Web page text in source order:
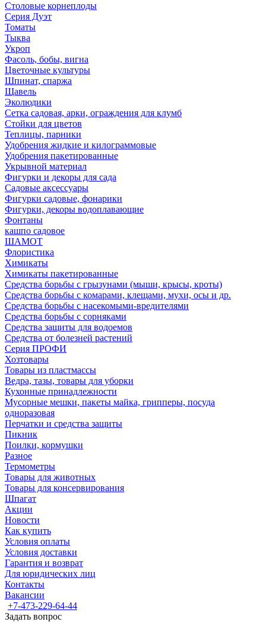
Столовые корнеплоды
Серия Дуэт
Томаты
Тыква
Укроп
Фасоль, бобы, вигна
Цветочные культуры
Шпинат, спаржа
Щавель
Эколюдики
Сетка садовая, арки, ограждения для клумб
Стойки для цветов
Теплицы, парники
Удобрения жидкие и килограммовые
Удобрения пакетированные
Укрывной материал
Фигурки и декоры для сада
Садовые аксессуары
Фигурки садовые, фонарики
Фигурки, декоры водоплавающие
Фонтаны
кашпо садовое
ШАМОТ
Флористика
Химикаты
Химикаты пакетированные
Средства борьбы с грызунами (мыши, крысы, кроты)
Средства борьбы с комарами, клещами, мухи, осы и др.
Средства борьбы с насекомыми-вредителями
Средства борьбы с сорняками
Средства защиты для водоемов
Средства от болезней растений
Серия ПРОФИ
Хозтовары
Товары из пластмассы
Ведра, тазы, товары для уборки
Кухонные принадлежности
Мусорные мешки, пакеты майка, грипперы, посуда
одноразовая
Перчатки и средства защиты
Пикник
Поилки, кормушки
Разное
Термометры
Товары для животных
Товары для консервирования
Шпагат
Акции
Новости
Как купить
Условия оплаты
Условия доставки
Гарантия и возврат
Для юридических лиц
Контакты
Вакансии
+7-473-229-64-44
Задать вопрос